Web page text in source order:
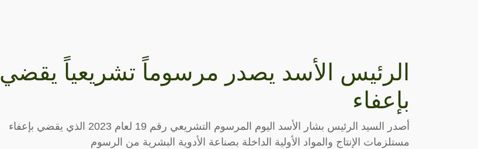
الرئيس الأسد يصدر مرسوماً تشريعياً يقضي
بإعفاء
أصدر السيد الرئيس بشار الأسد اليوم المرسوم التشريعي رقم 19 لعام 2023 الذي يقضي بإعفاء
مستلزمات الإنتاج والمواد الأولية الداخلة بصناعة الأدوية البشرية من الرسوم